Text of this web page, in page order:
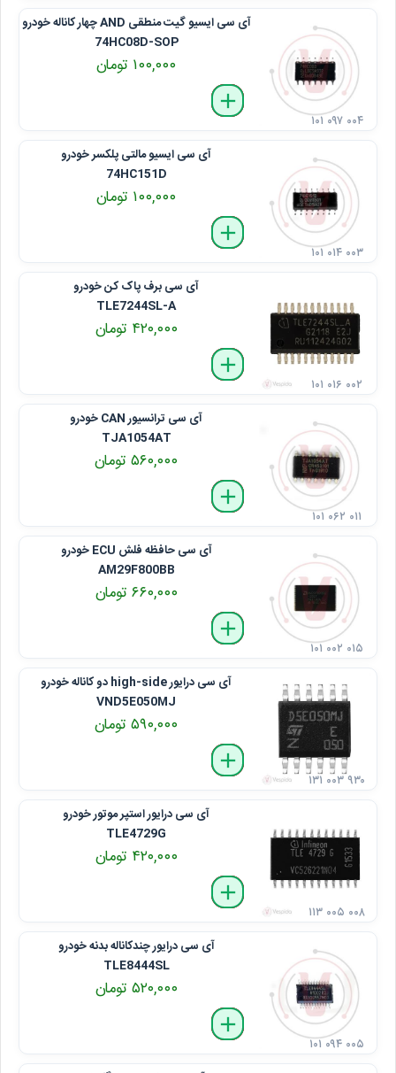
آی سی ایسیو گیت منطقی AND چهار کاناله خودرو
74HC08D-SOP
۱۰۰,۰۰۰ تومان
delete
remove
add
۱۰۱ ۰۹۷ ۰۰۴
آی سی ایسیو مالتی‌ پلکسر خودرو
74HC151D
۱۰۰,۰۰۰ تومان
delete
remove
add
۱۰۱ ۰۱۴ ۰۰۳
آی سی برف پاک کن خودرو
TLE7244SL-A
۴۲۰,۰۰۰ تومان
delete
remove
add
۱۰۱ ۰۱۶ ۰۰۲
آی سی ترانسیور CAN خودرو
TJA1054AT
۵۶۰,۰۰۰ تومان
delete
remove
add
۱۰۱ ۰۶۲ ۰۱۱
آی سی حافظه فلش ECU خودرو
AM29F800BB
۶۶۰,۰۰۰ تومان
delete
remove
add
۱۰۱ ۰۰۲ ۰۱۵
آی سی درایور high-side دو کاناله خودرو
VND5E050MJ
۵۹۰,۰۰۰ تومان
delete
remove
add
۱۳۱ ۰۰۳ ۹۳۰
آی سی درایور استپر موتور خودرو
TLE4729G
۴۲۰,۰۰۰ تومان
delete
remove
add
۱۱۳ ۰۰۵ ۰۰۸
آی سی درایور چندکاناله بدنه خودرو
TLE8444SL
۵۲۰,۰۰۰ تومان
delete
remove
add
۱۰۱ ۰۹۴ ۰۰۵